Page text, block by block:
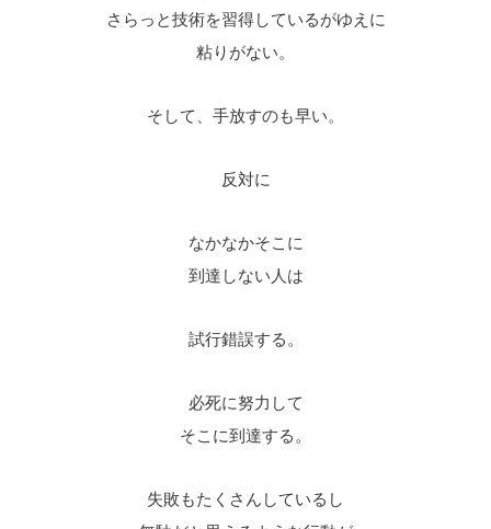
さらっと技術を習得しているがゆえに
粘りがない。
そして、手放すのも早い。
反対に
なかなかそこに
到達しない人は
試行錯誤する。
必死に努力して
そこに到達する。
失敗もたくさんしているし